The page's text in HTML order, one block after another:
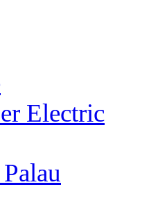
Electric